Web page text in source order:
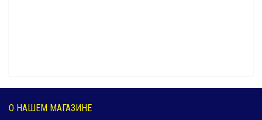
О НАШЕМ МАГАЗИНЕ